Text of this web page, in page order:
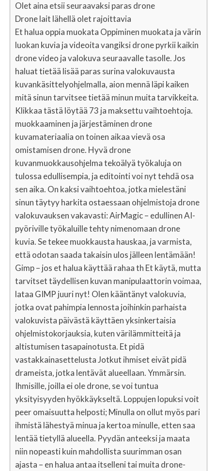
Olet aina etsii seuraavaksi paras drone
Drone lait lähellä olet rajoittavia
Et halua oppia muokata Oppiminen muokata ja värin
luokan kuvia ja videoita vangiksi drone pyrkii kaikin
drone video ja valokuva seuraavalle tasolle. Jos
haluat tietää lisää paras surina valokuvausta
kuvankäsittelyohjelmalla, aion mennä läpi kaiken
mitä sinun tarvitsee tietää minun muita tarvikkeita.
Klikkaa tästä löytää 73 ja maksettu vaihtoehtoja.
muokkaaminen ja järjestäminen drone
kuvamateriaalia on toinen aikaa vievä osa
omistamisen drone. Hyvä drone
kuvanmuokkausohjelma tekoälyä työkaluja on
tulossa edullisempia, ja editointi voi nyt tehdä osa
sen aika. On kaksi vaihtoehtoa, jotka mielestäni
sinun täytyy harkita ostaessaan ohjelmistoja drone
valokuvauksen vakavasti: AirMagic – edullinen AI-
pyöriville työkaluille tehty nimenomaan drone
kuvia. Se tekee muokkausta hauskaa, ja varmista,
että odotan saada takaisin ulos jälleen lentämään!
Gimp – jos et halua käyttää rahaa th Et käytä, mutta
tarvitset täydellisen kuvan manipulaattorin voimaa,
lataa GIMP juuri nyt! Olen kääntänyt valokuvia,
jotka ovat pahimpia lennosta joihinkin parhaista
valokuvista päivästä käyttäen yksinkertaisia ​​
ohjelmistokorjauksia, kuten värilämmitteitä ja
altistumisen tasapainotusta. Et pidä
vastakkainasettelusta Jotkut ihmiset eivät pidä
drameista, jotka lentävät alueellaan. Ymmärsin.
Ihmisille, joilla ei ole drone, se voi tuntua
yksityisyyden hyökkäykseltä. Loppujen lopuksi voit
peer omaisuutta helposti; Minulla on ollut myös pari
ihmistä lähestyä minua ja kertoa minulle, etten saa
lentää tietyllä alueella. Pyydän anteeksi ja maata
niin nopeasti kuin mahdollista suurimman osan
ajasta – en halua antaa itselleni tai muita drone-